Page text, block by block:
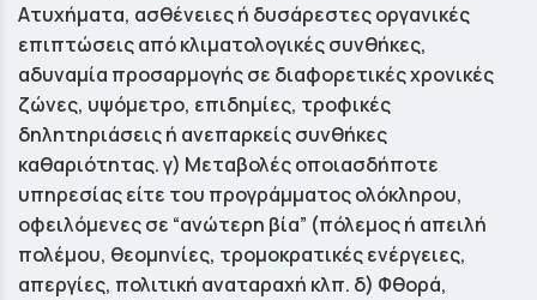
Ατυχήματα, ασθένειες ή δυσάρεστες οργανικές
επιπτώσεις από κλιματολογικές συνθήκες,
αδυναμία προσαρμογής σε διαφορετικές χρονικές
ζώνες, υψόμετρο, επιδημίες, τροφικές
δηλητηριάσεις ή ανεπαρκείς συνθήκες
καθαριότητας. γ) Μεταβολές οποιασδήποτε
υπηρεσίας είτε του προγράμματος ολόκληρου,
οφειλόμενες σε “ανώτερη βία” (πόλεμος ή απειλή
πολέμου, θεομηνίες, τρομοκρατικές ενέργειες,
απεργίες, πολιτική αναταραχή κλπ. δ) Φθορά,